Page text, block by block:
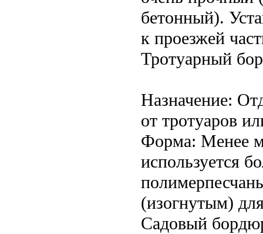
бетонный).
к проезжей
Тротуарный
Назначение:
от тротуаров
Форма: Менее
используется
(изогнутым)
Садовый